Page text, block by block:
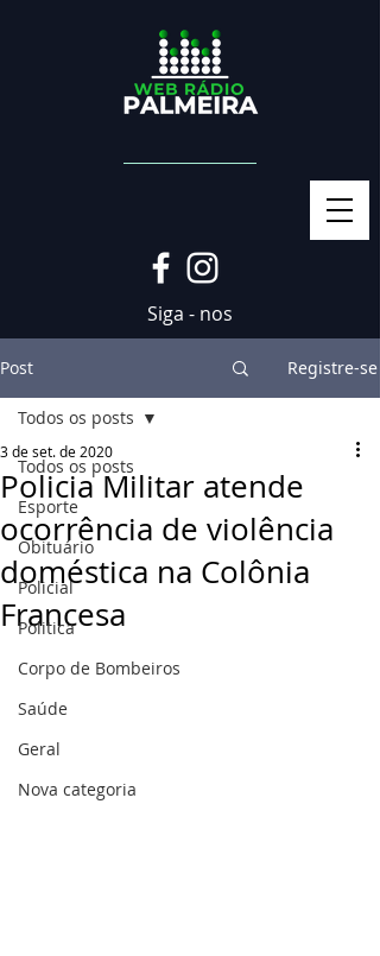
Siga - nos
Post Registre-se
Todos os posts
Esporte
Obituário
Policial
Politica
Corpo de Bombeiros
Saúde
Geral
Nova categoria
Todos os posts
Policia Militar atende
ocorrência de violência
doméstica na Colônia
Francesa
3 de set. de 2020